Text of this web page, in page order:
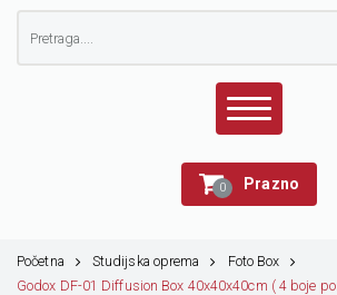
0 Prazno
Početna Studijska oprema
Foto Box
Godox DF-01 Diffusion Box 40x40x40cm ( 4 boje